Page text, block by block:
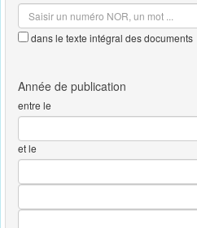
dans le texte intégral des documents
entre le
et le